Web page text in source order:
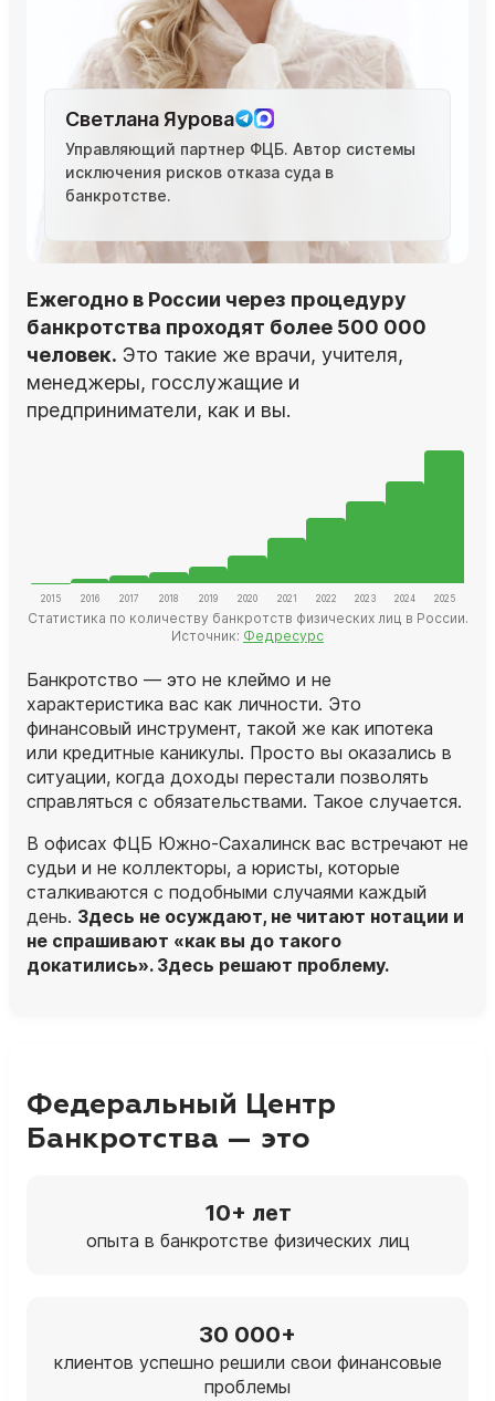
Светлана Яурова
Управляющий партнер ФЦБ. Автор системы
исключения рисков отказа суда в
банкротстве.
Ежегодно в России через процедуру
банкротства проходят более 500 000
человек. Это такие же врачи, учителя,
менеджеры, госслужащие и
предприниматели, как и вы.
Статистика по количеству банкротств физических лиц в России.
Источник: Федресурс
Банкротство — это не клеймо и не
характеристика вас как личности. Это
финансовый инструмент, такой же как ипотека
или кредитные каникулы. Просто вы оказались в
ситуации, когда доходы перестали позволять
справляться с обязательствами. Такое случается.
В офисах ФЦБ Южно-Сахалинск вас встречают не
судьи и не коллекторы, а юристы, которые
сталкиваются с подобными случаями каждый
день. Здесь не осуждают, не читают нотации и
не спрашивают «как вы до такого
докатились». Здесь решают проблему.
Федеральный Центр
Банкротства — это
10+ лет
опыта в банкротстве физических лиц
30 000+
клиентов успешно решили свои финансовые
проблемы